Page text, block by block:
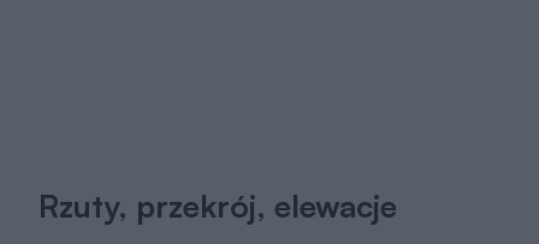
Rzuty, przekrój, elewacje